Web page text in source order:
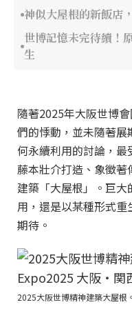
神似大屋根的新飯店
世博記憶未完待續！
生
隨著2025年大阪世博
們的悸動，並未隨著
何永續利用的討論，
藤本壯介打造、象徵
建築「大屋根」。巨
用，還是以某種形式
期待。
2025大阪世博精神建築大屋根